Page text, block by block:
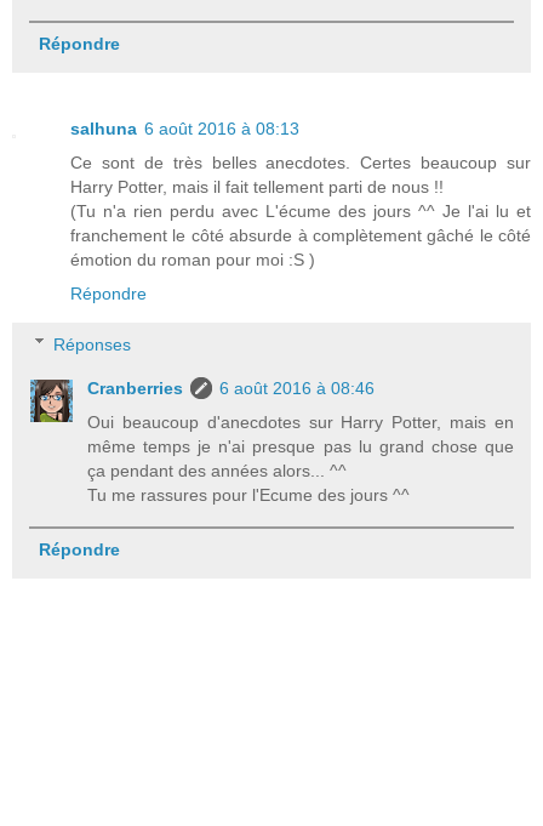
Répondre
salhuna 6 août 2016 à 08:13
Ce sont de très belles anecdotes. Certes beaucoup sur
Harry Potter, mais il fait tellement parti de nous !!
(Tu n'a rien perdu avec L'écume des jours ^^ Je l'ai lu et
franchement le côté absurde à complètement gâché le côté
émotion du roman pour moi :S )
Répondre
Réponses
Cranberries
6 août 2016 à 08:46
Oui beaucoup d'anecdotes sur Harry Potter, mais en
même temps je n'ai presque pas lu grand chose que
ça pendant des années alors... ^^
Tu me rassures pour l'Ecume des jours ^^
Répondre